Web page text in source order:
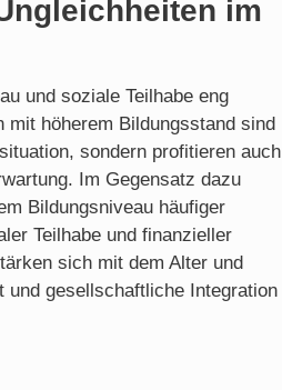
im
und soziale Teilhabe eng
höherem Bildungsstand sind
sondern profitieren auch
Im Gegensatz dazu
Bildungsniveau häufiger
Teilhabe und finanzieller
sich mit dem Alter und
und gesellschaftliche Integration